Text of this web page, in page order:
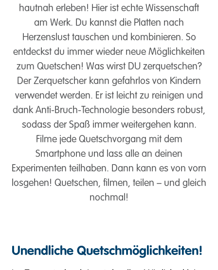
hautnah erleben! Hier ist echte Wissenschaft
am Werk. Du kannst die Platten nach
Herzenslust tauschen und kombinieren. So
entdeckst du immer wieder neue Möglichkeiten
zum Quetschen! Was wirst DU zerquetschen?
Der Zerquetscher kann gefahrlos von Kindern
verwendet werden. Er ist leicht zu reinigen und
dank Anti-Bruch-Technologie besonders robust,
sodass der Spaß immer weitergehen kann.
Filme jede Quetschvorgang mit dem
Smartphone und lass alle an deinen
Experimenten teilhaben. Dann kann es von vorn
losgehen! Quetschen, filmen, teilen – und gleich
nochmal!
Unendliche Quetschmöglichkeiten!